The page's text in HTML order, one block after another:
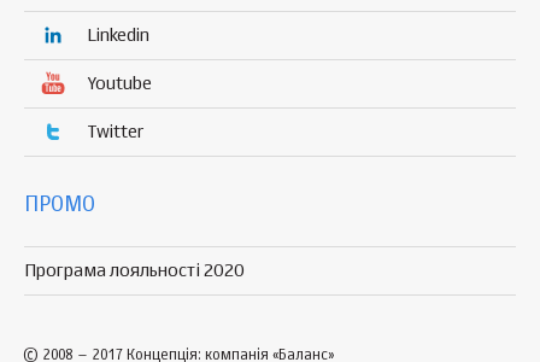
Linkedin
Youtube
Twitter
ПРОМО
Програма лояльності 2020
© 2008 – 2017 Концепція: компанія «Баланс»